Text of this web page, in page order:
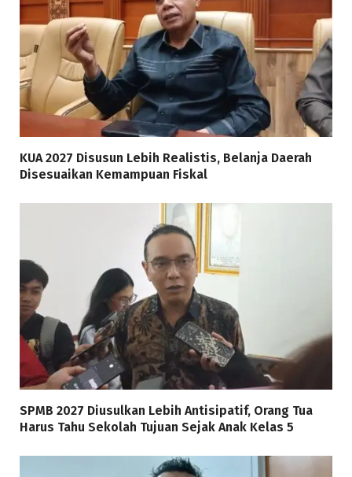
KUA 2027 Disusun Lebih Realistis, Belanja Daerah
Disesuaikan Kemampuan Fiskal
SPMB 2027 Diusulkan Lebih Antisipatif, Orang Tua
Harus Tahu Sekolah Tujuan Sejak Anak Kelas 5